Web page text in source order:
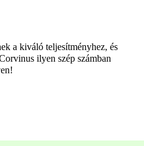
a kiváló teljesítményhez, és
ilyen szép számban